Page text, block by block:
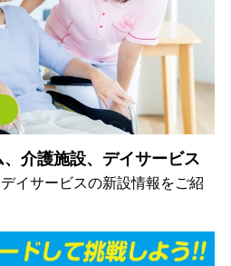
介護施設、デイサービス
イサービスの新設情報をご紹